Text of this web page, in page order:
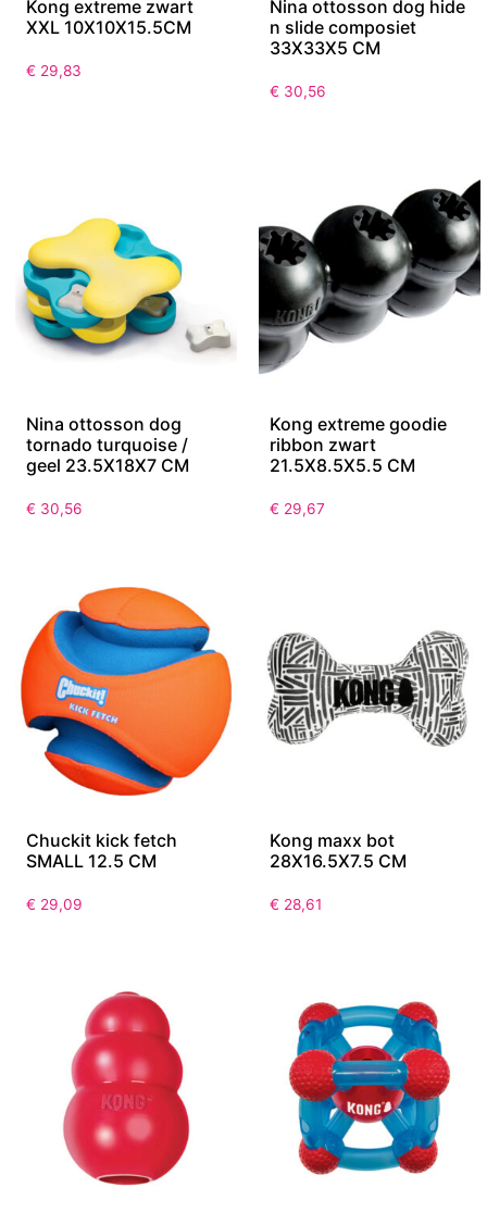
Kong extreme zwart
XXL 10X10X15.5CM
€ 29,83
Nina ottosson dog hide
n slide composiet
33X33X5 CM
€ 30,56
Nina ottosson dog
tornado turquoise /
geel 23.5X18X7 CM
€ 30,56
Kong extreme goodie
ribbon zwart
21.5X8.5X5.5 CM
€ 29,67
Chuckit kick fetch
SMALL 12.5 CM
€ 29,09
Kong maxx bot
28X16.5X7.5 CM
€ 28,61